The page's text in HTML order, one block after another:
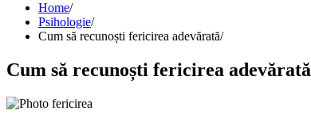
Home
Psihologie
Cum să recunoști fericirea adevărată
Cum să recunoști fericirea adevărată